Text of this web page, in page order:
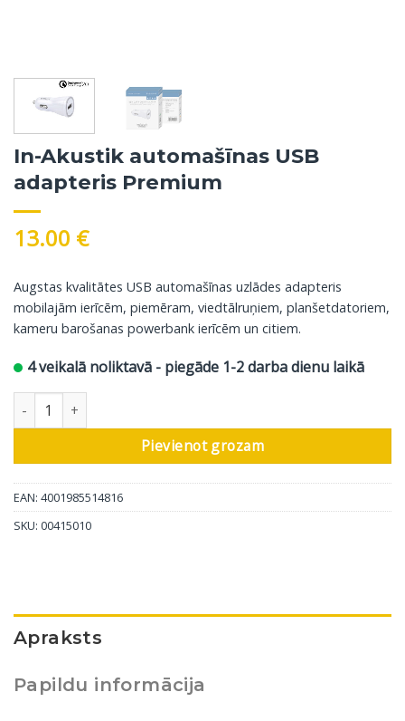
In-Akustik automašīnas USB
adapteris Premium
13.00 €
Augstas kvalitātes USB automašīnas uzlādes adapteris
mobilajām ierīcēm, piemēram, viedtālruņiem, planšetdatoriem,
kameru barošanas powerbank ierīcēm un citiem.
4 veikalā noliktavā - piegāde 1-2 darba dienu laikā
In-Akustik automašīnas USB adapteris Premium daudzums
Pievienot grozam
EAN: 4001985514816
SKU: 00415010
Apraksts
Papildu informācija